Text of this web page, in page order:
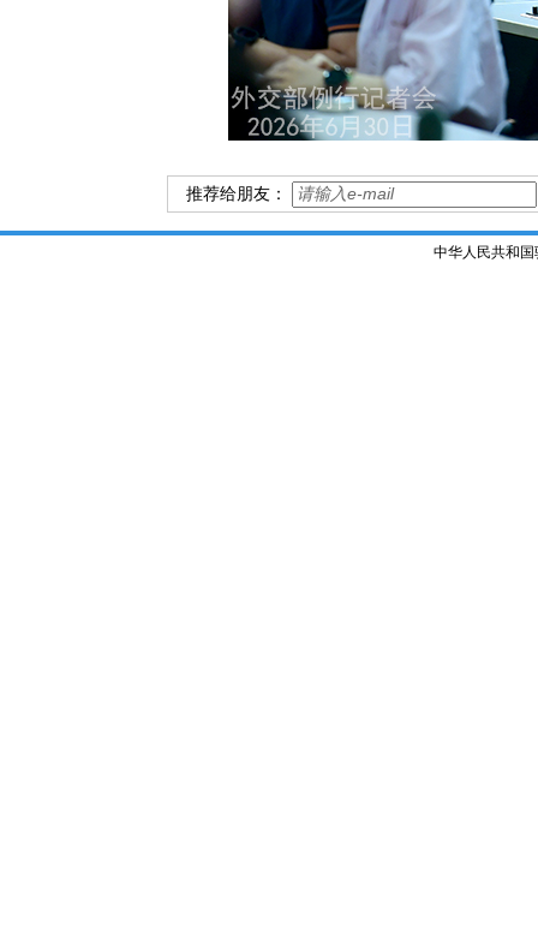
推荐给朋友：
中华人民共和